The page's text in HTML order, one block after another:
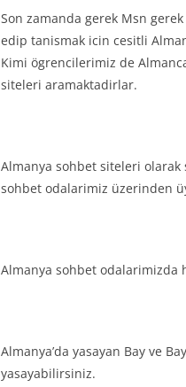
Son zamanda gerek Msn
edip tanismak icin cesitli
Kimi ögrencilerimiz de
siteleri aramaktadirlar.
Almanya sohbet siteleri
sohbet odalarimiz üzerinden
Almanya sohbet
Almanya’da yasayan Bay ve
yasayabilirsiniz.